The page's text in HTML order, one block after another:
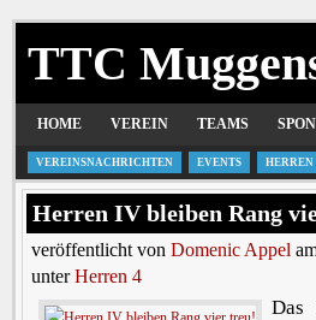
TTC
HOME VEREIN TEAMS
VEREINSNACHRICHTEN EVENTS HERREN
Herren IV bleiben Rang
veröffentlicht von Domenic Appel
unterHerren 4
Das